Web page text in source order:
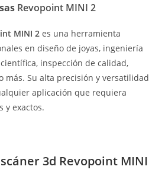
Revopoint MINI 2
MINI 2 es una herramienta
en diseño de joyas, ingeniería
inspección de calidad,
más. Su alta precisión y versatilidad
aplicación que requiera
y exactos.
3d Revopoint MINI